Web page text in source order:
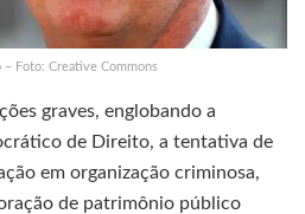
– Foto: Creative Commons
graves, englobando a
de Direito, a tentativa de
em organização criminosa,
de patrimônio público